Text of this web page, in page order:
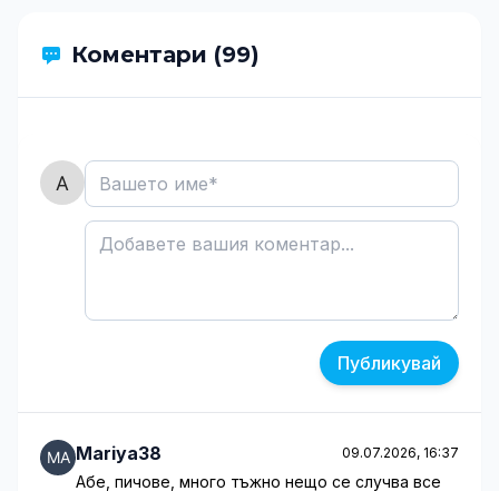
Коментари (99)
Публикувай
Mariya38 09.07.2026, 16:37
Абе, пичове, много тъжно нещо се случва все